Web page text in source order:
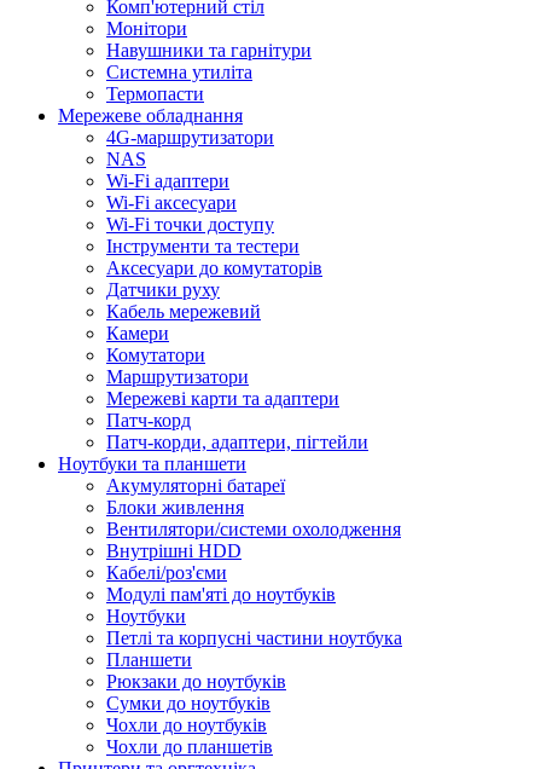
Комп'ютерний стіл
Монітори
Навушники та гарнітури
Системна утиліта
Термопасти
Мережеве обладнання
4G-маршрутизатори
NAS
Wi-Fi адаптери
Wi-Fi аксесуари
Wi-Fi точки доступу
Інструменти та тестери
Аксесуари до комутаторів
Датчики руху
Кабель мережевий
Камери
Комутатори
Маршрутизатори
Мережеві карти та адаптери
Патч-корд
Патч-корди, адаптери, пігтейли
Ноутбуки та планшети
Акумуляторні батареї
Блоки живлення
Вентилятори/системи охолодження
Внутрішні HDD
Кабелі/роз'єми
Модулі пам'яті до ноутбуків
Ноутбуки
Петлі та корпусні частини ноутбука
Планшети
Рюкзаки до ноутбуків
Сумки до ноутбуків
Чохли до ноутбуків
Чохли до планшетів